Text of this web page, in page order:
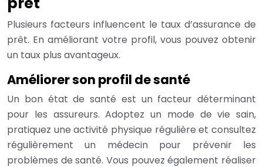
Plusieurs facteurs influencent le taux d’assurance de
prêt. En améliorant votre profil, vous pouvez obtenir
un taux plus avantageux.
Améliorer son profil de santé
Un bon état de santé est un facteur déterminant
pour les assureurs. Adoptez un mode de vie sain,
pratiquez une activité physique régulière et consultez
régulièrement un médecin pour prévenir les
problèmes de santé. Vous pouvez également réaliser